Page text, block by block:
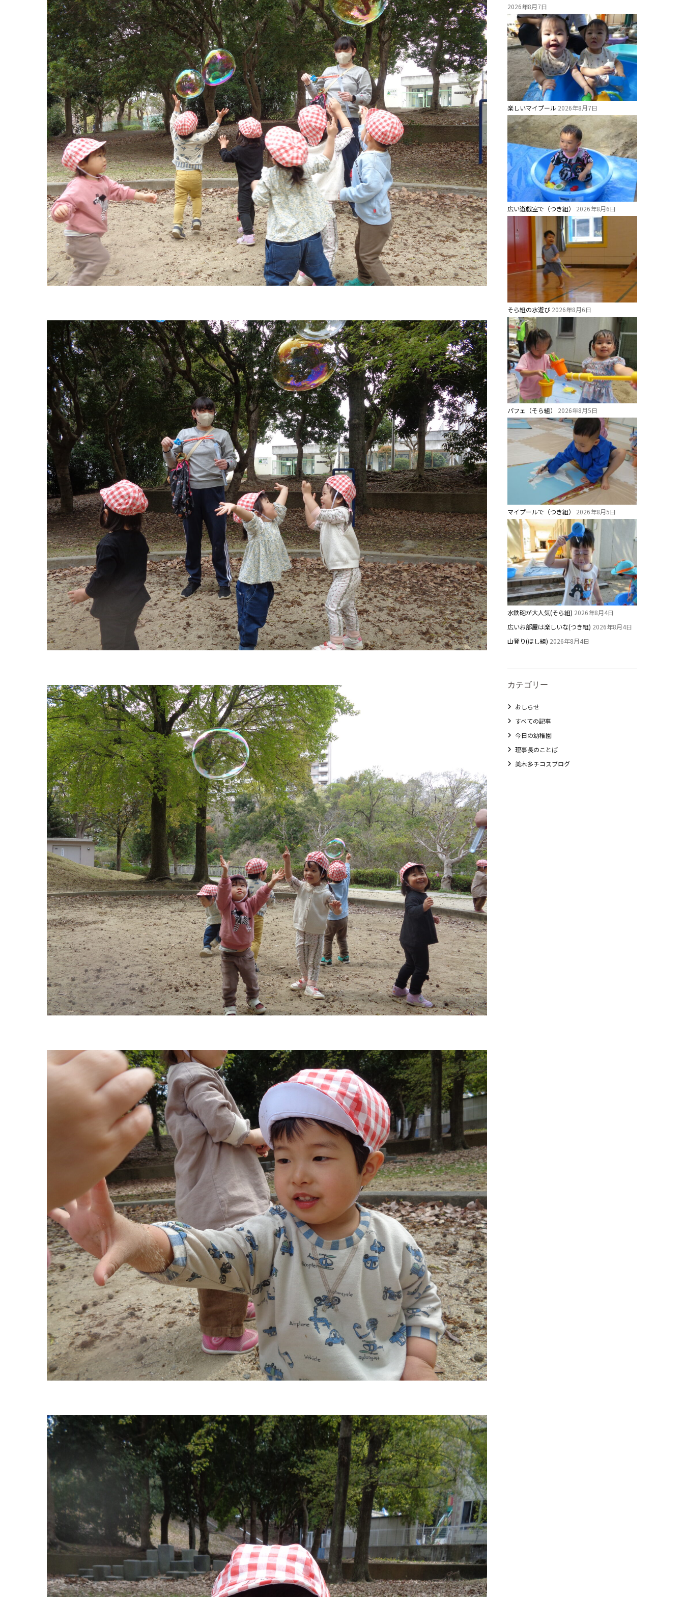
2026年8月7日
楽しいマイプール 2026年8月7日
広い遊戯室で（つき組） 2026年8月6日
そら組の水遊び 2026年8月6日
パフェ（そら組） 2026年8月5日
マイプールで（つき組） 2026年8月5日
水鉄砲が大人気(そら組) 2026年8月4日
広いお部屋は楽しいな(つき組) 2026年8月4日
山登り(ほし組) 2026年8月4日
カテゴリー
おしらせ
すべての記事
今日の幼稚園
理事長のことば
美木多チコスブログ
お知らせ 今日の幼稚園 園児募集要項
教職員募集
園のこと
園舎案内
安⼼・安全対策
課外教室
理事長のことば
教育と保育
美⽊多幼稚園の理想
園の1⽇
年間⾏事
預かり保育［ヒラソル ]
美⽊多チコス
美⽊多チコスについて
美⽊多チコスブログ
未就園児クラス
0歳親子登園［マカロンクラス ]
1歳・2歳親子登園［マリポサクラス ]
2歳児ひとり登園［ゆず組 ]
グループ施設・
関係先リンク
学校法⼈鴨⾕学園 鳳幼稚園
学校法⼈諏訪森学園 諏訪森幼稚園
⼤阪府私⽴幼稚園連盟